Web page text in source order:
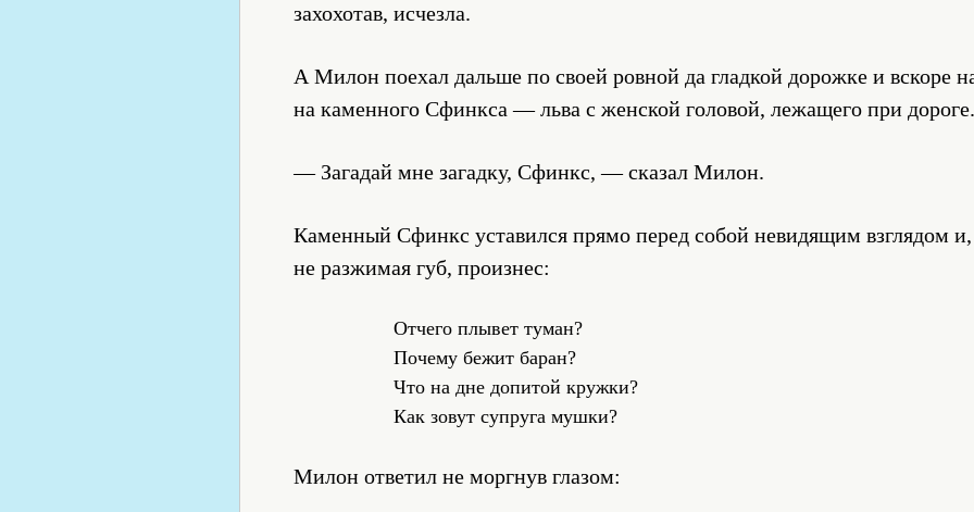
захохотав, исчезла.
А Милон поехал дальше по своей ровной да гладкой дорожке и вскоре
на каменного Сфинкса — льва с женской головой, лежащего при дороге.
— Загадай мне загадку, Сфинкс, — сказал Милон.
Каменный Сфинкс уставился прямо перед собой невидящим взглядом и,
не разжимая губ, произнес:
Отчего плывет туман?
Почему бежит баран?
Что на дне допитой кружки?
Как зовут супруга мушки?
Милон ответил не моргнув глазом: